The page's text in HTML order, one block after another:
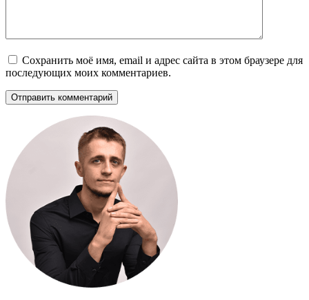
Сохранить моё имя, email и адрес сайта в этом браузере для
последующих моих комментариев.